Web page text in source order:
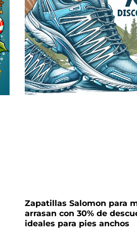
Zapatillas Salomon para
arrasan con 30% de
ideales para pies anchos